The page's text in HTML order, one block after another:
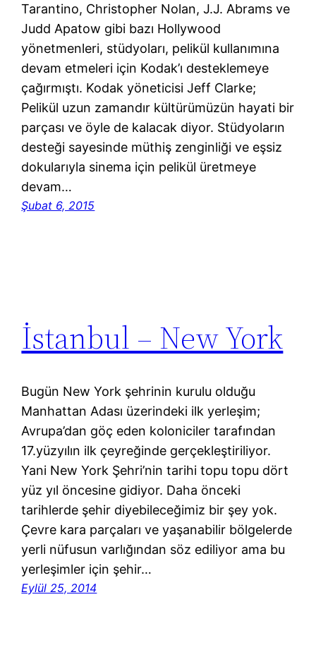
Tarantino, Christopher Nolan, J.J. Abrams ve
Judd Apatow gibi bazı Hollywood
yönetmenleri, stüdyoları, pelikül kullanımına
devam etmeleri için Kodak’ı desteklemeye
çağırmıştı. Kodak yöneticisi Jeff Clarke;
Pelikül uzun zamandır kültürümüzün hayati bir
parçası ve öyle de kalacak diyor. Stüdyoların
desteği sayesinde müthiş zenginliği ve eşsiz
dokularıyla sinema için pelikül üretmeye
devam…
Şubat 6, 2015
İstanbul – New York
Bugün New York şehrinin kurulu olduğu
Manhattan Adası üzerindeki ilk yerleşim;
Avrupa’dan göç eden koloniciler tarafından
17.yüzyılın ilk çeyreğinde gerçekleştiriliyor.
Yani New York Şehri’nin tarihi topu topu dört
yüz yıl öncesine gidiyor. Daha önceki
tarihlerde şehir diyebileceğimiz bir şey yok.
Çevre kara parçaları ve yaşanabilir bölgelerde
yerli nüfusun varlığından söz ediliyor ama bu
yerleşimler için şehir…
Eylül 25, 2014